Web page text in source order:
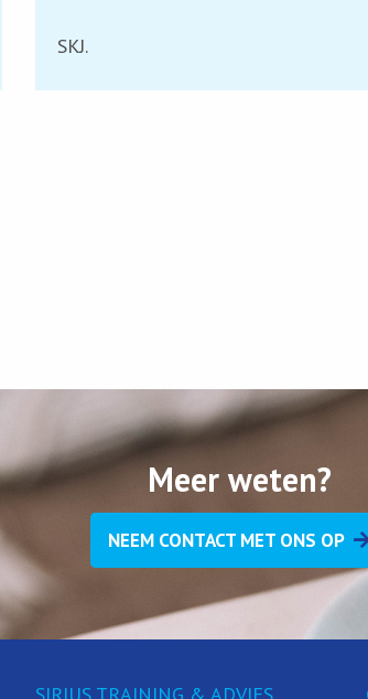
SKJ.
Meer weten?
NEEM CONTACT MET ONS OP